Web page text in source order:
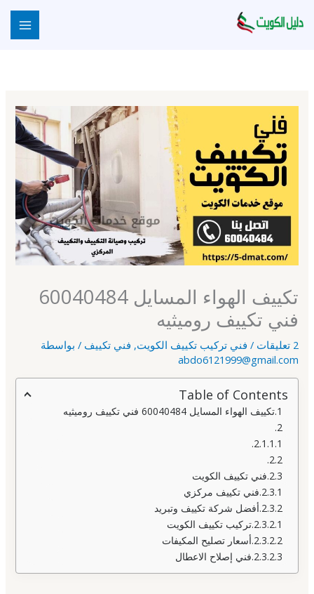
إلى
تكييف الهواء المسايل 60040484
فني تكييف روميثيه
2 تعليقات / فني تركيب تكييف الكويت, فني تكييف / بواسطة
abdo6121999@gmail.com
Table of Contents
تكييف الهواء المسايل 60040484 فني تكييف روميثيه
فني تكييف الكويت
فني تكييف مركزي
أفضل شركة تكييف وتبريد
تركيب تكييف الكويت
أسعار تصليح المكيفات
فني إصلاح الاعطال